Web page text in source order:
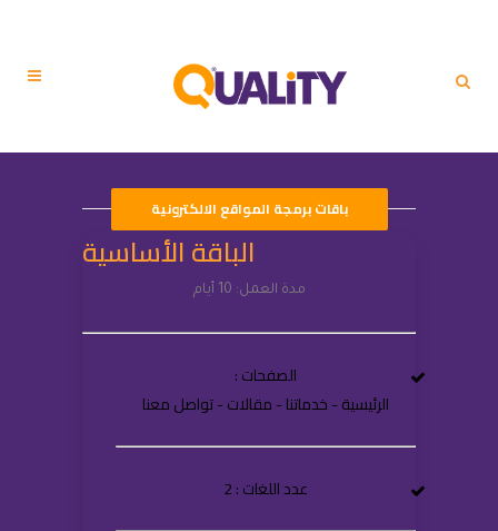
باقات برمجة المواقع الالكترونية
الباقة الأساسية
مدة العمل: 10 أيام
الصفحات :
الرئيسية - خدماتنا - مقالات - تواصل معنا
عدد اللغات : 2